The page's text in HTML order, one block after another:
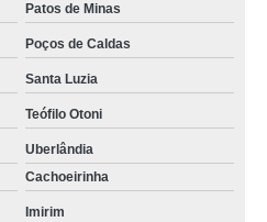
Patos de Minas
Poços de Caldas
Santa Luzia
Teófilo Otoni
Uberlândia
Cachoeirinha
Imirim